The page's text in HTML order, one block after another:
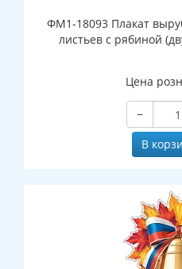
ФМ1-18093 Плакат
листьев с рябиной
Цена
−
В